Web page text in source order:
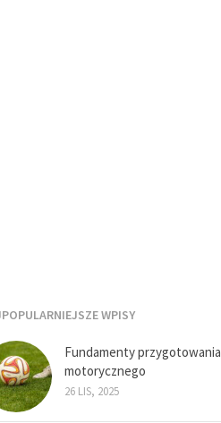
WPISY
Fundamenty przygotowania
motorycznego
26 LIS, 2025